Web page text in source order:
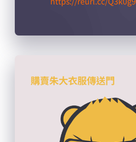
購賣朱大衣服傳送門